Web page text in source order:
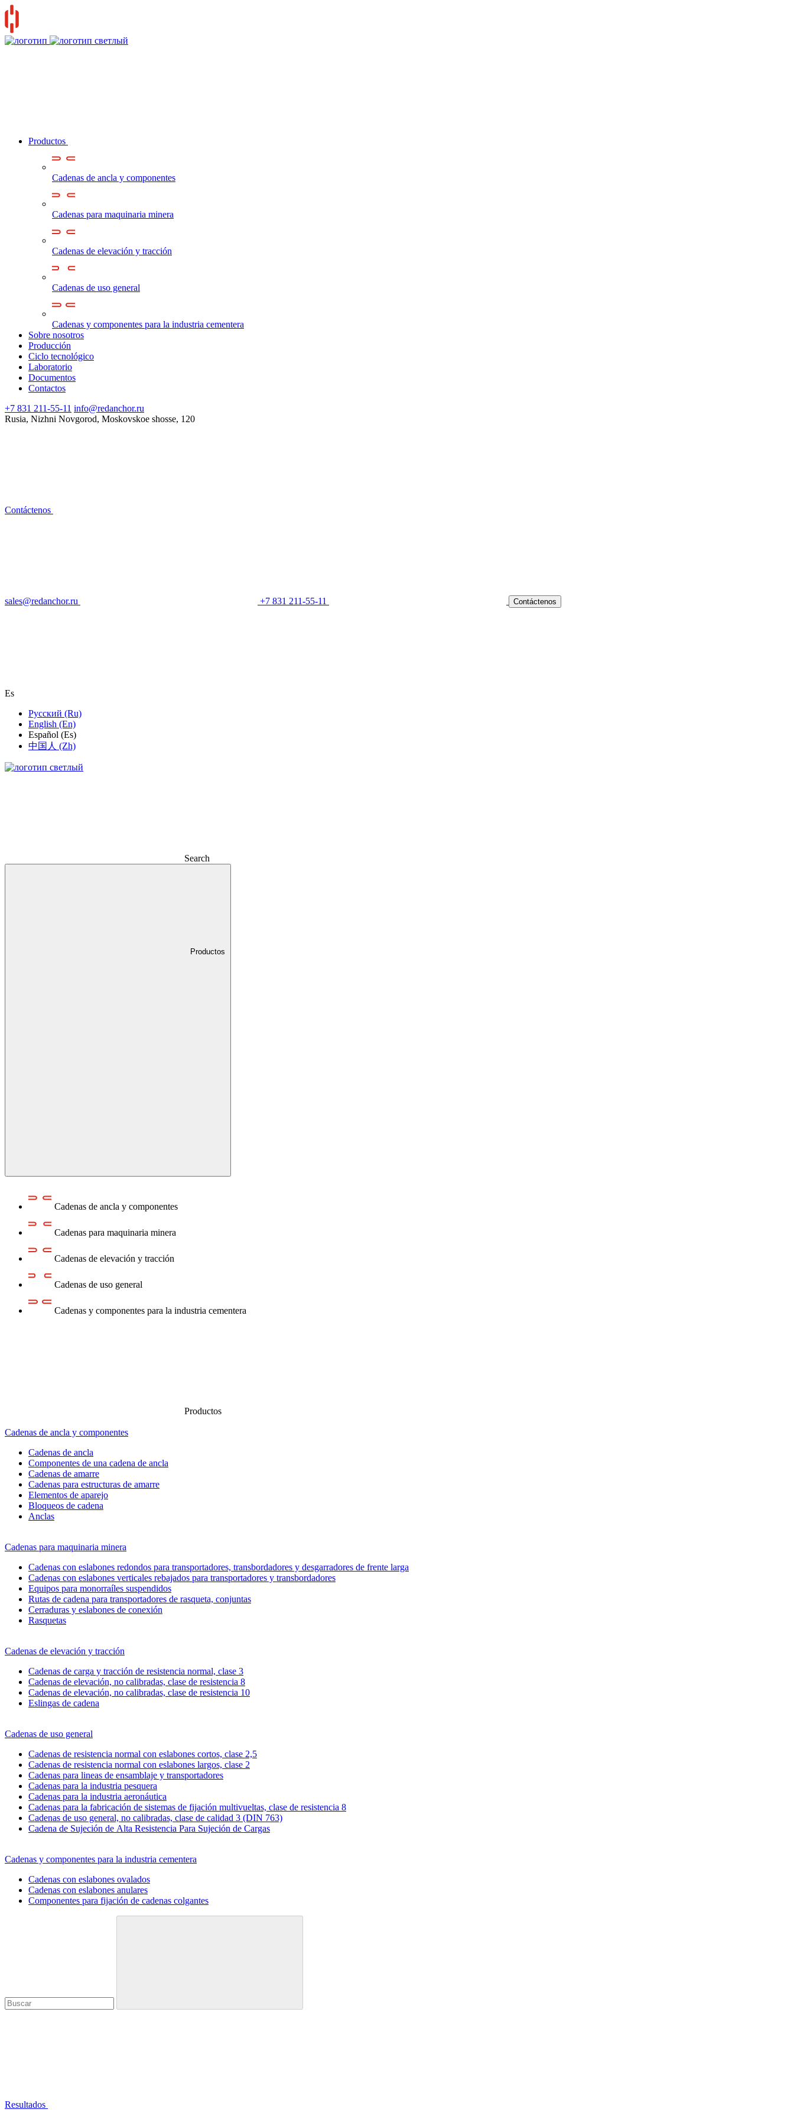
Productos
Cadenas de ancla y componentes
Cadenas para maquinaria minera
Cadenas de elevación y tracción
Cadenas de uso general
Cadenas y componentes para la industria cementera
Sobre nosotros
Producción
Ciclo tecnológico
Laboratorio
Documentos
Contactos
+7 831 211-55-11 info@redanchor.ru
Rusia, Nizhni Novgorod, Moskovskoe shosse, 120
Contáctenos
sales@redanchor.ru +7 831 211-55-11 Contáctenos
Es
Русский (Ru)
English (En)
Español (Es)
中国人 (Zh)
Search
Productos
Cadenas de ancla y componentes
Cadenas para maquinaria minera
Cadenas de elevación y tracción
Cadenas de uso general
Cadenas y componentes para la industria cementera
Productos
Cadenas de ancla y componentes
Cadenas de ancla
Componentes de una cadena de ancla
Cadenas de amarre
Cadenas para estructuras de amarre
Elementos de aparejo
Bloqueos de cadena
Anclas
Cadenas para maquinaria minera
Cadenas con eslabones redondos para transportadores, transbordadores y desgarradores de frente larga
Cadenas con eslabones verticales rebajados para transportadores y transbordadores
Equipos para monorraíles suspendidos
Rutas de cadena para transportadores de rasqueta, conjuntas
Cerraduras y eslabones de conexión
Rasquetas
Cadenas de elevación y tracción
Cadenas de carga y tracción de resistencia normal, clase 3
Cadenas de elevación, no calibradas, clase de resistencia 8
Cadenas de elevación, no calibradas, clase de resistencia 10
Eslingas de cadena
Cadenas de uso general
Cadenas de resistencia normal con eslabones cortos, clase 2,5
Cadenas de resistencia normal con eslabones largos, clase 2
Cadenas para lineas de ensamblaje y transportadores
Cadenas para la industria pesquera
Cadenas para la industria aeronáutica
Cadenas para la fabricación de sistemas de fijación multivueltas, clase de resistencia 8
Cadenas de uso general, no calibradas, clase de calidad 3 (DIN 763)
Cadena de Sujeción de Alta Resistencia Para Sujeción de Cargas
Cadenas y componentes para la industria cementera
Cadenas con eslabones ovalados
Cadenas con eslabones anulares
Componentes para fijación de cadenas colgantes
Resultados